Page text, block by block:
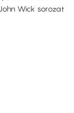
Wick sorozat